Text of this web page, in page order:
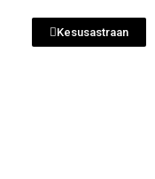
Kesusastraan